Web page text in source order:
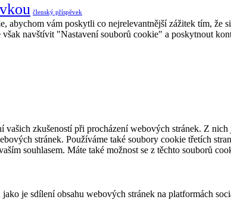
členský příspěvek
abychom vám poskytli co nejrelevantnější zážitek tím,
navštívit "Nastavení souborů cookie" a poskytnout
zkušeností při procházení webových stránek. Z
stránek. Používáme také soubory cookie třetích
souhlasem. Máte také možnost se z těchto souborů
je sdílení obsahu webových stránek na platformách